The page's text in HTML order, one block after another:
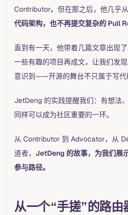
Contributor。但在那之后，他几乎从
代码架构，也不再提交复杂的 Pull
直到有一天，他带着几篇文章出现
一些有趣的项目再成文，让我们发
意识到——开源的舞台不只属于写代
JetDeng 的实践提醒我们：有想法
同样可以成为社区重要的一环。
从 Contributor 到 Advocator，从
道者， JetDeng 的故事，为我们展
参与路径。
从一个“手搓”的路由